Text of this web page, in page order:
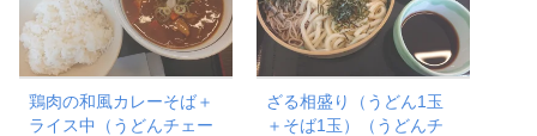
鶏肉の和風カレーそば＋
ライス中（うどんチェー
ざる相盛り（うどん1玉
＋そば1玉）（うどんチ